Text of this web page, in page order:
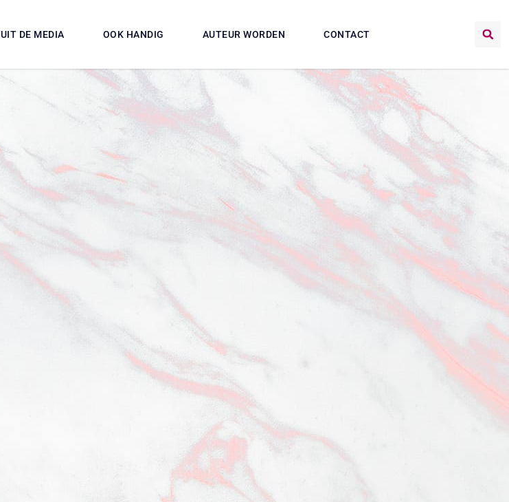
UIT DE MEDIA OOK HANDIG AUTEUR WORDEN CONTACT